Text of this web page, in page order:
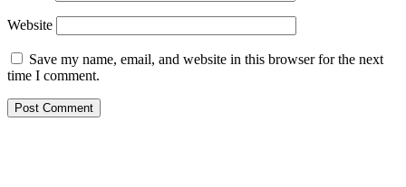
Website
Save my name, email, and website in this browser for the next
time I comment.